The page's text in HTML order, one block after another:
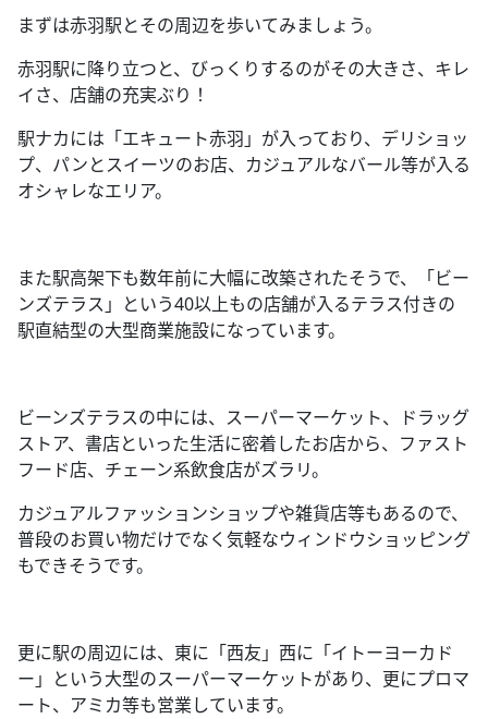
まずは赤羽駅とその周辺を歩いてみましょう。
赤羽駅に降り立つと、びっくりするのがその大きさ、キレ
イさ、店舗の充実ぶり！
駅ナカには「エキュート赤羽」が入っており、デリショッ
プ、パンとスイーツのお店、カジュアルなバール等が入る
オシャレなエリア。
また駅高架下も数年前に大幅に改築されたそうで、「ビー
ンズテラス」という40以上もの店舗が入るテラス付きの
駅直結型の大型商業施設になっています。
ビーンズテラスの中には、スーパーマーケット、ドラッグ
ストア、書店といった生活に密着したお店から、ファスト
フード店、チェーン系飲食店がズラリ。
カジュアルファッションショップや雑貨店等もあるので、
普段のお買い物だけでなく気軽なウィンドウショッピング
もできそうです。
更に駅の周辺には、東に「西友」西に「イトーヨーカド
ー」という大型のスーパーマーケットがあり、更にプロマ
ート、アミカ等も営業しています。